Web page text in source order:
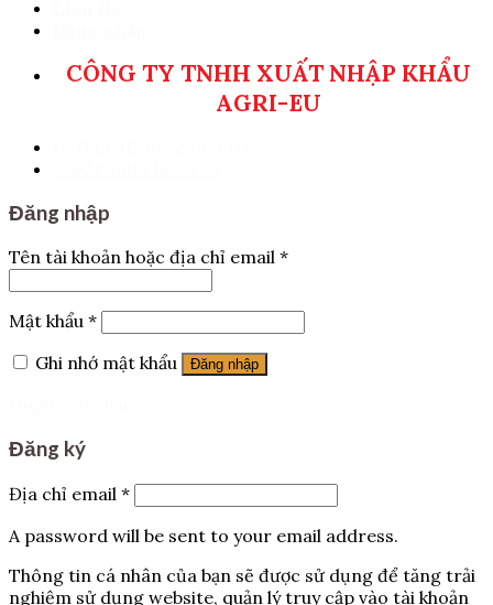
CÔNG TY TNHH XUẤT NHẬP KHẨU
AGRI-EU
Đăng nhập
Tên tài khoản hoặc địa chỉ email *
Mật khẩu *
Ghi nhớ mật khẩu
Đăng nhập
Đăng ký
Địa chỉ email *
A password will be sent to your email address.
Thông tin cá nhân của bạn sẽ được sử dụng để tăng trải
nghiệm sử dụng website, quản lý truy cập vào tài khoản